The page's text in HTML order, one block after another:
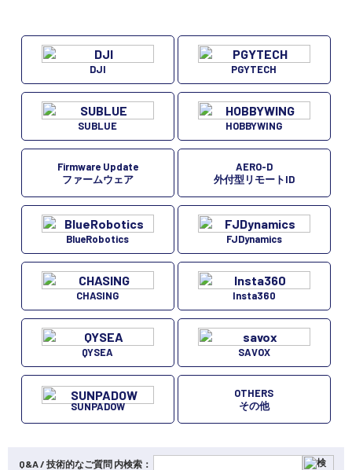
コーポレートサイト
SEKIDO 会社概要
DJI PGYTECH
SUBLUE HOBBYWING
Firmware Update
ファームウェア
AERO-D
外付型リモートID
BlueRobotics FJDynamics
CHASING Insta360
QYSEA SAVOX
SUNPADOW
OTHERS
その他
Q&A / 技術的なご質問 内検索：